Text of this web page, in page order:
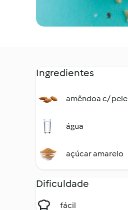
Ingredientes
amêndoa c/ pele
água
açúcar amarelo
Dificuldade
fácil